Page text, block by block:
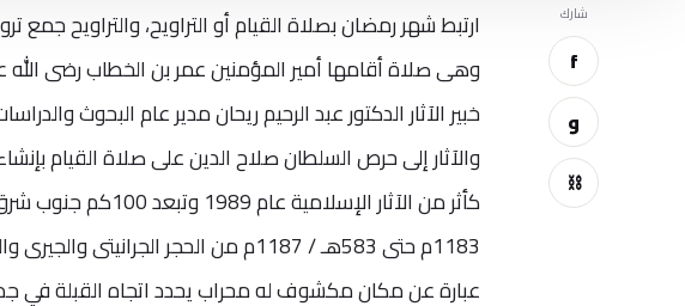
شارك
f
و
⛓
ارتبط شهر رمضان بصلاة القيام أو التراويح، والتراويح
خبير الآثار الدكتور عبد الرحيم ريحان مدير عام البحوث
والآثار إلى حرص السلطان صلاح الدين على صلاة القيام
1183م حتى 583هـ / 1187م من الحجر